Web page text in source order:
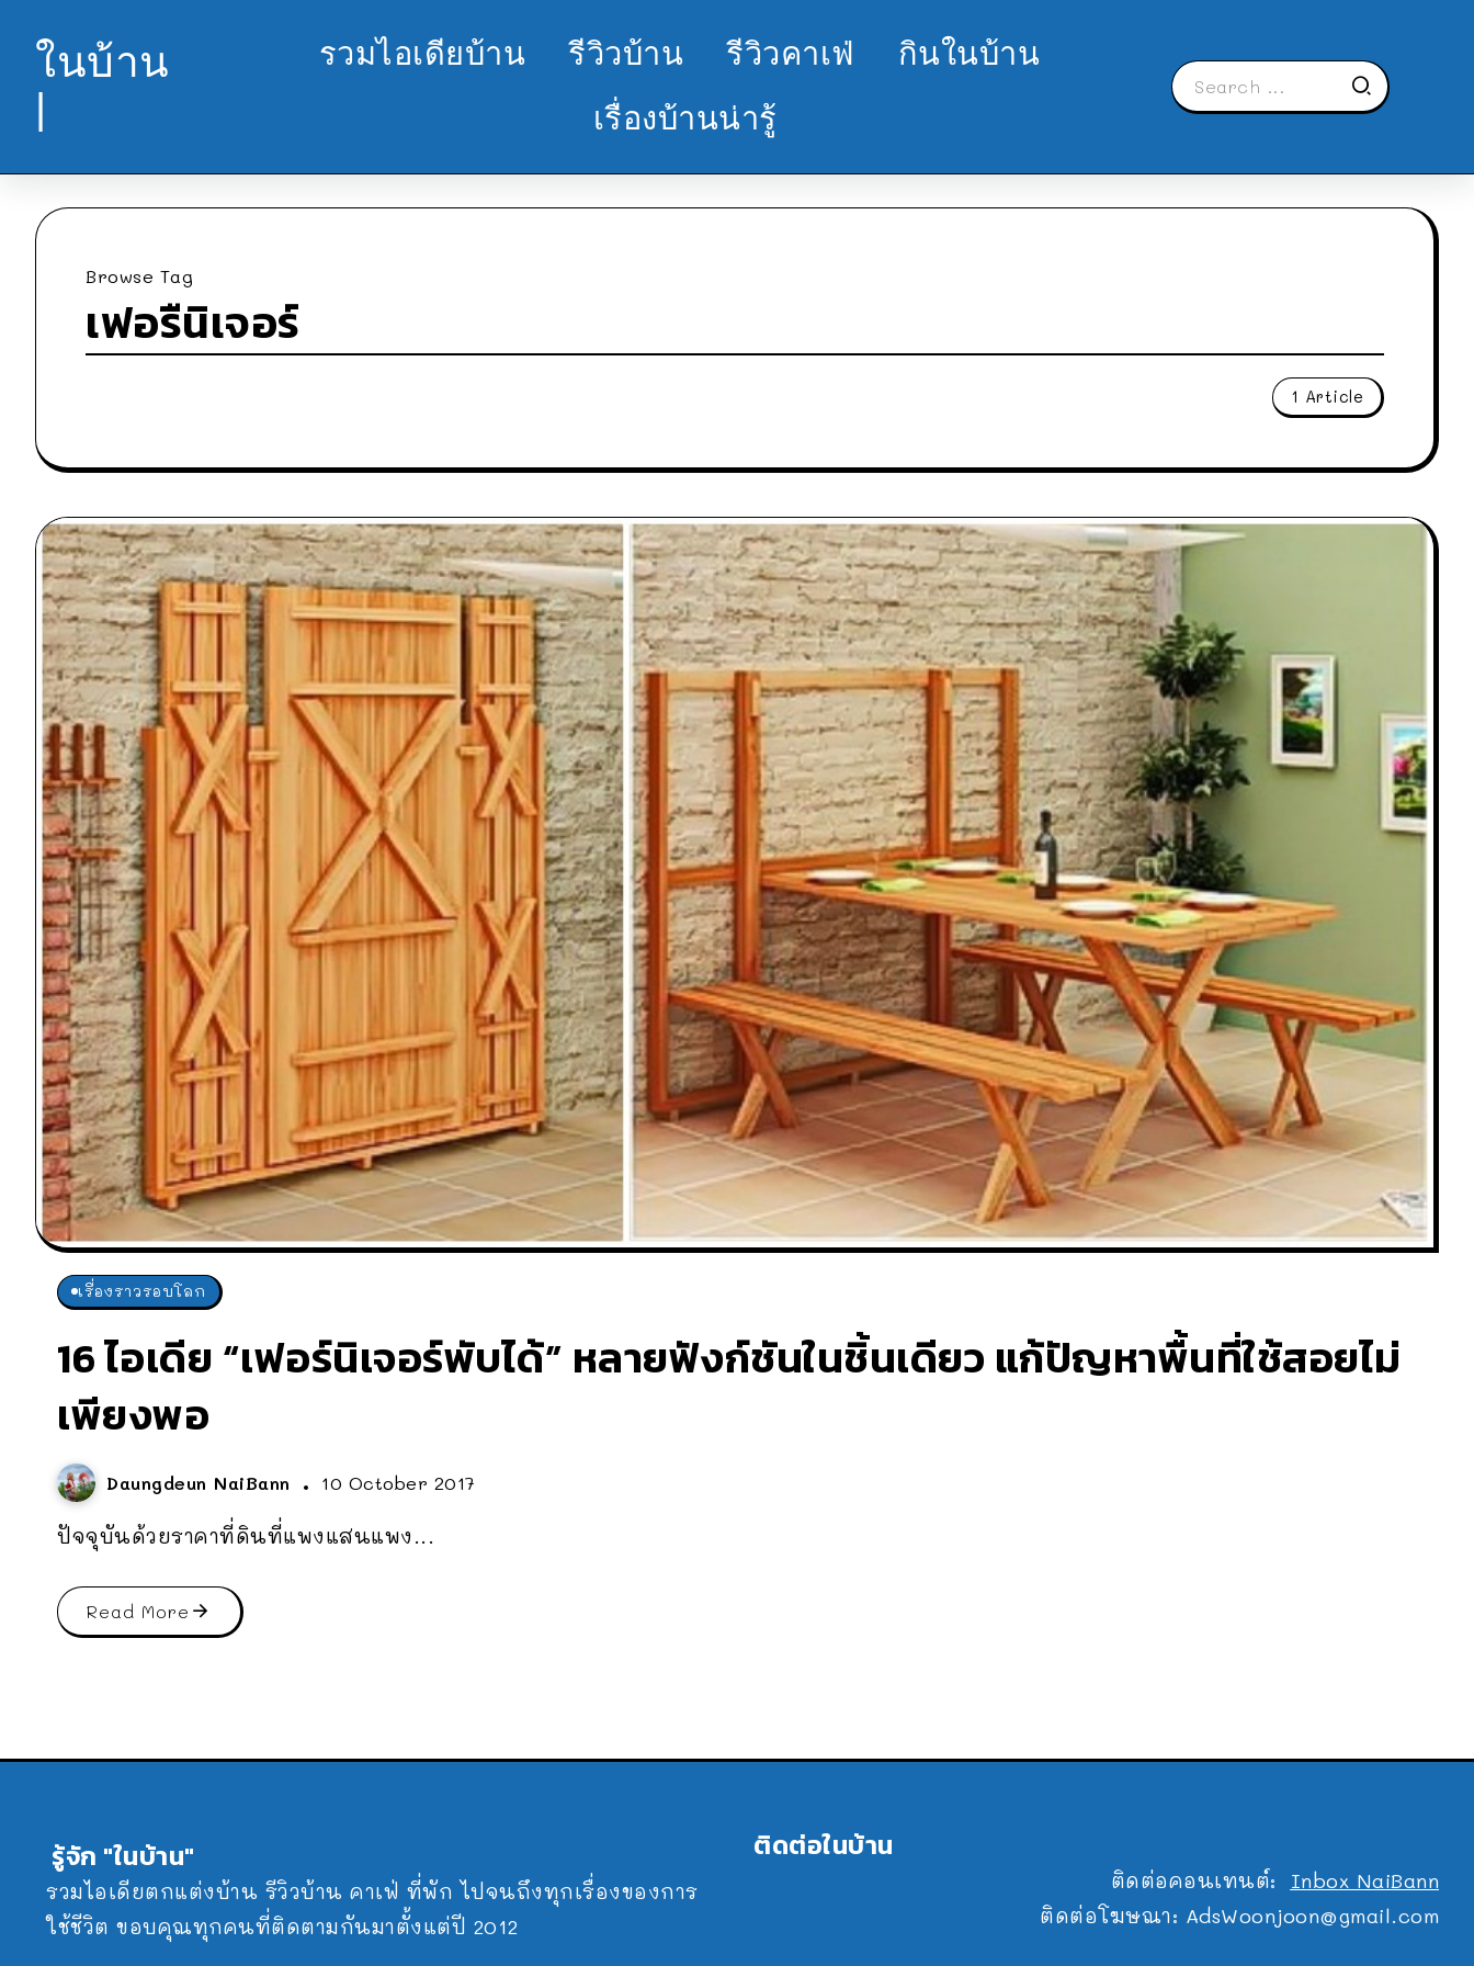
ในบ้าน
|
รวมไอเดียบ้าน รีวิวบ้าน รีวิวคาเฟ่
กินในบ้าน
เรื่องบ้านน่ารู้
Browse Tag
เฟอรืนิเจอร์
1 Article
เรื่องราวรอบโลก
16 ไอเดีย “เฟอร์นิเจอร์พับได้” หลายฟังก์ชันในชิ้นเดียว แก้ปัญหาพื้นที่ใช้สอยไม่
เพียงพอ
Daungdeun NaiBann 10 October 2017
ปัจจุบันด้วยราคาที่ดินที่แพงแสนแพง...
Read More
รู้จัก "ในบ้าน"
รวมไอเดียตกแต่งบ้าน รีวิวบ้าน คาเฟ่ ที่พัก ไปจนถึงทุกเรื่องของการ
ใช้ชีวิต ขอบคุณทุกคนที่ติดตามกันมาตั้งแต่ปี 2012
ติดต่อในบ้าน
ติดต่อคอนเทนต์: Inbox NaiBann
ติดต่อโฆษณา: AdsWoonjoon@gmail.com